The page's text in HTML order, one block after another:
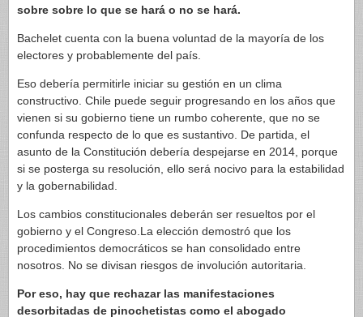
sobre sobre lo que se hará o no se hará.
Bachelet cuenta con la buena voluntad de la mayoría de los
electores y probablemente del país.
Eso debería permitirle iniciar su gestión en un clima
constructivo. Chile puede seguir progresando en los años que
vienen si su gobierno tiene un rumbo coherente, que no se
confunda respecto de lo que es sustantivo. De partida, el
asunto de la Constitución debería despejarse en 2014, porque
si se posterga su resolución, ello será nocivo para la estabilidad
y la gobernabilidad.
Los cambios constitucionales deberán ser resueltos por el
gobierno y el Congreso.La elección demostró que los
procedimientos democráticos se han consolidado entre
nosotros. No se divisan riesgos de involución autoritaria.
Por eso, hay que rechazar las manifestaciones
desorbitadas de pinochetistas como el abogado